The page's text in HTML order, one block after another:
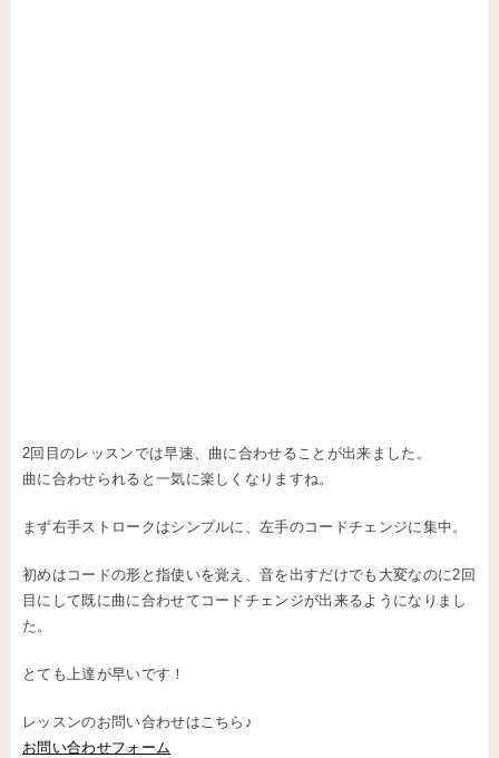
2回目のレッスンでは早速、曲に合わせることが出来ました。
曲に合わせられると一気に楽しくなりますね。
まず右手ストロークはシンプルに、左手のコードチェンジに集中。
初めはコードの形と指使いを覚え、音を出すだけでも大変なのに2回
目にして既に曲に合わせてコードチェンジが出来るようになりまし
た。
とても上達が早いです！
レッスンのお問い合わせはこちら♪
お問い合わせフォーム